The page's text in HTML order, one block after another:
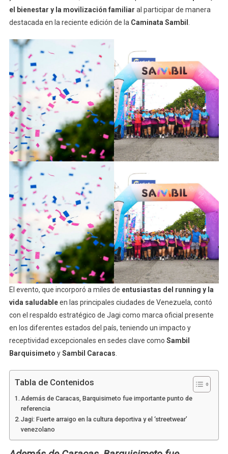
el bienestar y la movilización familiar al participar de manera
destacada en la reciente edición de la Caminata Sambil
El evento, que incorporó a miles de entusiastas del running y la
vida saludableen las principales ciudades de Venezuela, contó
con el respaldo estratégico de Jagi como marca oficial presente
en los diferentes estados del país, teniendo un impacto y
receptividad excepcionales en sedes clave como Sambil
Barquisimeto ySambil Caracas.
Tabla de Contenidos
Además de Caracas, Barquisimeto fue importante punto de
referencia
Jagi: Fuerte arraigo en la cultura deportiva y el ‘streetwear’
venezolano